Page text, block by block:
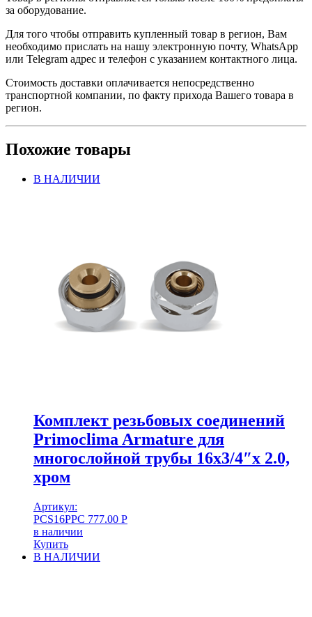
за оборудование.
Для того чтобы отправить купленный товар в регион, Вам
необходимо прислать на нашу электронную почту, WhatsApp
или Telegram адрес и телефон с указанием контактного лица.
Стоимость доставки оплачивается непосредственно
транспортной компании, по факту прихода Вашего товара в
регион.
Похожие товары
В НАЛИЧИИ
Комплект резьбовых соединений
Primoclima Armature для
многослойной трубы 16х3/4″х 2.0,
хром
Артикул:
PCS16PPC 777.00 Р
в наличии
Купить
В НАЛИЧИИ